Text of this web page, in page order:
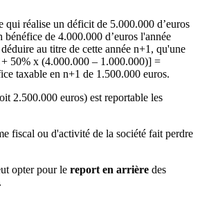
qui réalise un déficit de 5.000.000 d’euros
bénéfice de 4.000.000 d’euros l'année
au titre de cette année n+1, qu'une
50% x (4.000.000 – 1.000.000)] =
taxable en n+1 de 1.500.000 euros.
2.500.000 euros) est reportable les
fiscal ou d'activité de la société fait perdre
opter pour le report en arrière des